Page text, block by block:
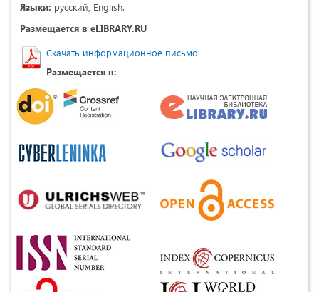
Языки: русский, English.
Размещается в eLIBRARY.RU
Скачать информационное письмо
Размещается в: